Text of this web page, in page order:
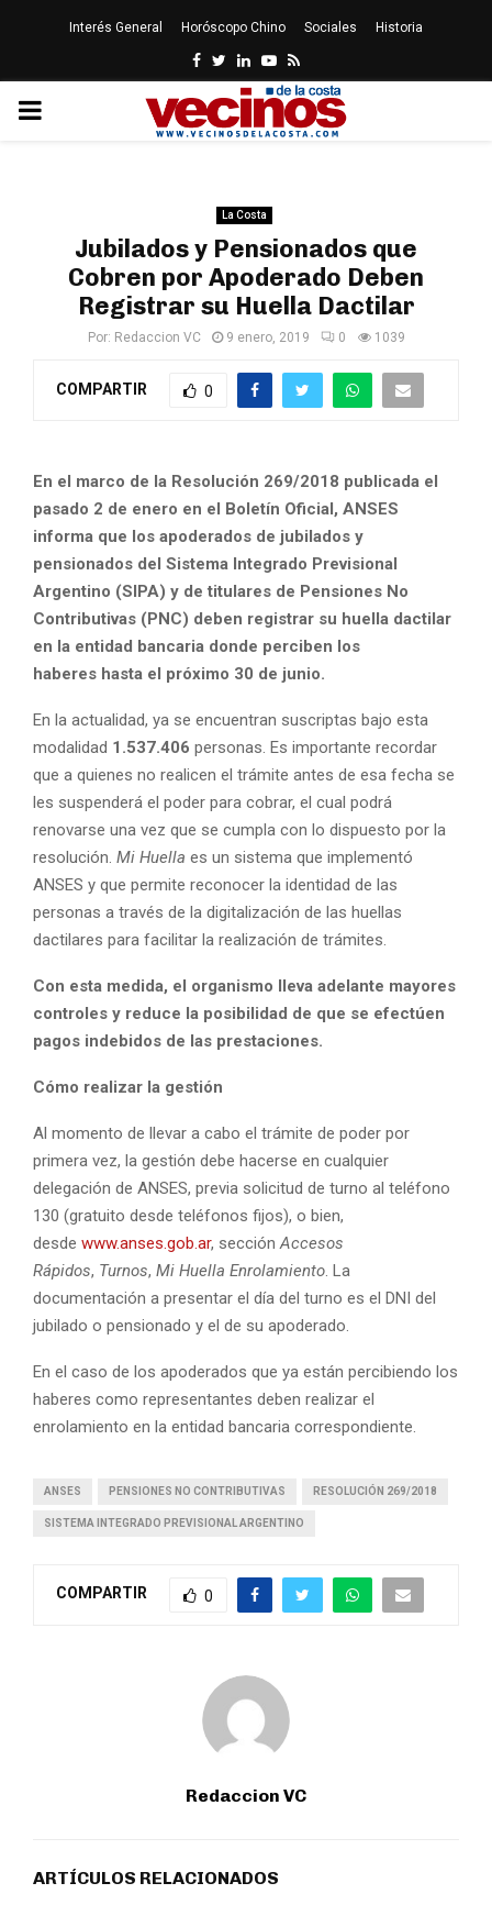
Interés General Horóscopo Chino Sociales Historia
Facebook
Twitter
LinkedinYoutube
Rss
PRIMARY
La Costa
Jubilados y Pensionados que
Cobren por Apoderado Deben
Registrar su Huella Dactilar
Por: Redaccion VC 9 enero, 2019 0 1039
COMPARTIR 0
En el marco de la Resolución 269/2018 publicada el
pasado 2 de enero en el Boletín Oficial, ANSES
informa que los apoderados de jubilados y
pensionados del Sistema Integrado Previsional
Argentino (SIPA) y de titulares de Pensiones No
Contributivas (PNC) deben registrar su huella dactilar
en la entidad bancaria donde perciben los
haberes hasta el próximo 30 de junio.
En la actualidad, ya se encuentran suscriptas bajo esta
modalidad 1.537.406 personas. Es importante recordar
que a quienes no realicen el trámite antes de esa fecha se
les suspenderá el poder para cobrar, el cual podrá
renovarse una vez que se cumpla con lo dispuesto por la
resolución. Mi Huella es un sistema que implementó
ANSES y que permite reconocer la identidad de las
personas a través de la digitalización de las huellas
dactilares para facilitar la realización de trámites.
Con esta medida, el organismo lleva adelante mayores
controles y reduce la posibilidad de que se efectúen
pagos indebidos de las prestaciones.
Cómo realizar la gestión
Al momento de llevar a cabo el trámite de poder por
primera vez, la gestión debe hacerse en cualquier
delegación de ANSES, previa solicitud de turno al teléfono
130 (gratuito desde teléfonos fijos), o bien,
desde www.anses.gob.ar, sección Accesos
Rápidos, Turnos, Mi Huella Enrolamiento . La
documentación a presentar el día del turno es el DNI del
jubilado o pensionado y el de su apoderado.
En el caso de los apoderados que ya están percibiendo los
haberes como representantes deben realizar el
enrolamiento en la entidad bancaria correspondiente.
ANSES PENSIONES NO CONTRIBUTIVAS RESOLUCIÓN 269/2018
SISTEMA INTEGRADO PREVISIONAL ARGENTINO
COMPARTIR 0
Redaccion VC
ARTÍCULOS RELACIONADOS